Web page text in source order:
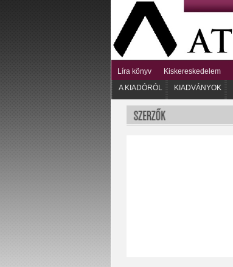
Líra könyv Kiskereskedelem
A KIADÓRÓL
KIADVÁNYOK